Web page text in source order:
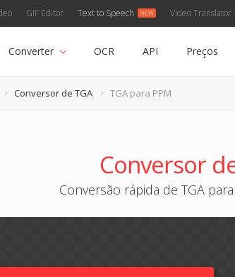
GIF Editor Text to Speech Video Translator
Converter OCR API Preços
Conversor de TGA TGA para PPM
Conversor
Conversão rápida de TGA